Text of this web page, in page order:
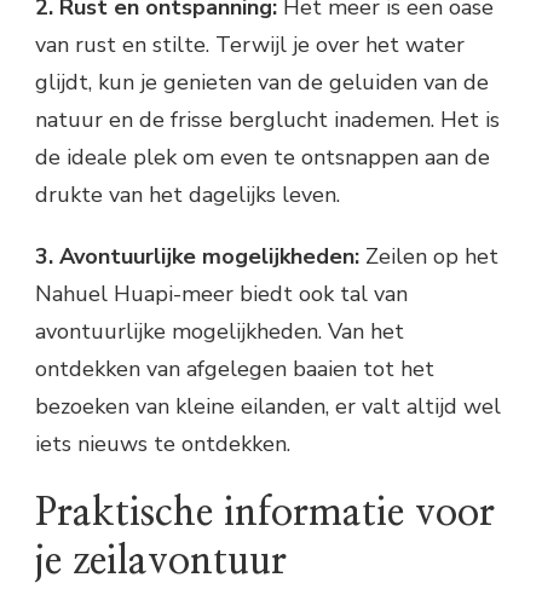
2. Rust en ontspanning: Het meer is een oase
van rust en stilte. Terwijl je over het water
glijdt, kun je genieten van de geluiden van de
natuur en de frisse berglucht inademen. Het is
de ideale plek om even te ontsnappen aan de
drukte van het dagelijks leven.
3. Avontuurlijke mogelijkheden: Zeilen op het
Nahuel Huapi-meer biedt ook tal van
avontuurlijke mogelijkheden. Van het
ontdekken van afgelegen baaien tot het
bezoeken van kleine eilanden, er valt altijd wel
iets nieuws te ontdekken.
Praktische informatie voor
je zeilavontuur